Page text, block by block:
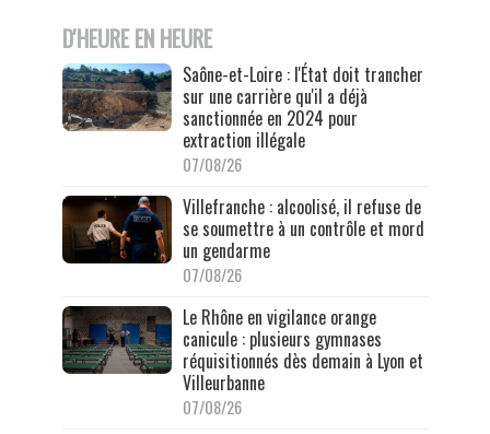
D'HEURE EN HEURE
Saône-et-Loire : l'État doit trancher
sur une carrière qu'il a déjà
sanctionnée en 2024 pour
extraction illégale
07/08/26
Villefranche : alcoolisé, il refuse de
se soumettre à un contrôle et mord
un gendarme
07/08/26
Le Rhône en vigilance orange
canicule : plusieurs gymnases
réquisitionnés dès demain à Lyon et
Villeurbanne
07/08/26